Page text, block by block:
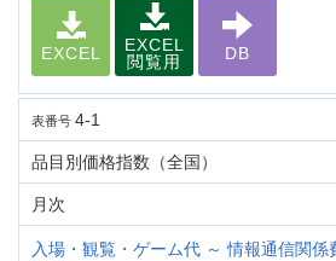
EXCEL
EXCEL
閲覧用
DB
表番号 4-1
品目別価格指数（全国）
月次
入場・観覧・ゲーム代 ～ 情報通信関係